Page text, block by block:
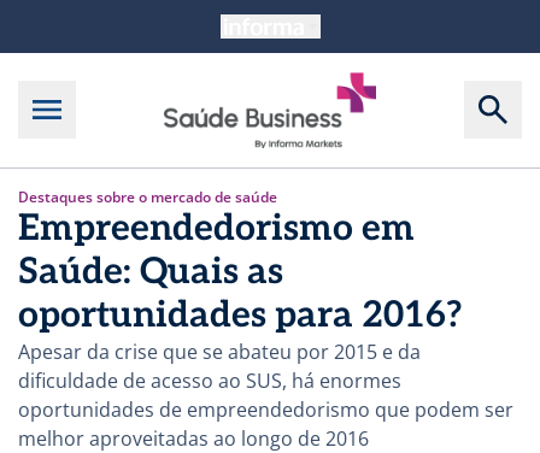
Destaques sobre o mercado de saúde
Empreendedorismo em
Saúde: Quais as
oportunidades para 2016?
Apesar da crise que se abateu por 2015 e da
dificuldade de acesso ao SUS, há enormes
oportunidades de empreendedorismo que podem ser
melhor aproveitadas ao longo de 2016